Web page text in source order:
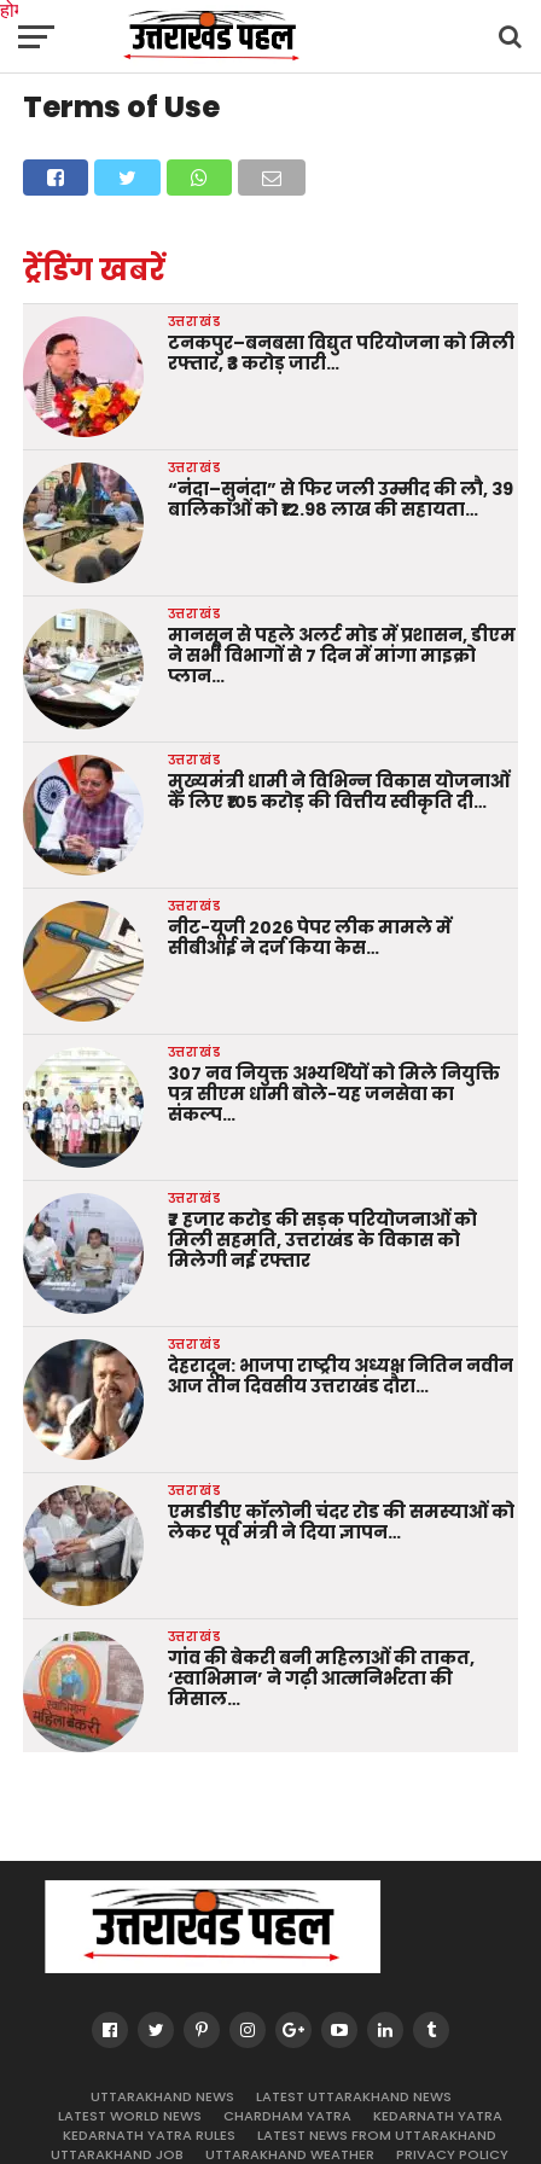
होम
उत्तराखंडअल्मोड़ाउत्तरकाशीउधम सिंह नगरचंपावतचमोलीटिहरी गढ़वाल
देहरादूननैनीतालपिथौरागढ़पौड़ी गढ़वाल
मनोरंजन
Terms of Use
ट्रेंडिंग खबरें
उत्तराखंड
टनकपुर–बनबसा विद्युत परियोजना को मिली
रफ्तार, ₹3 करोड़ जारी…
उत्तराखंड
“नंदा–सुनंदा” से फिर जली उम्मीद की लौ, 39
बालिकाओं को ₹12.98 लाख की सहायता…
उत्तराखंड
मानसून से पहले अलर्ट मोड में प्रशासन, डीएम
ने सभी विभागों से 7 दिन में मांगा माइक्रो
प्लान…
उत्तराखंड
मुख्यमंत्री धामी ने विभिन्न विकास योजनाओं
के लिए ₹105 करोड़ की वित्तीय स्वीकृति दी…
उत्तराखंड
नीट-यूजी 2026 पेपर लीक मामले में
सीबीआई ने दर्ज किया केस…
उत्तराखंड
307 नव नियुक्त अभ्यर्थियों को मिले नियुक्ति
पत्र सीएम धामी बोले-यह जनसेवा का
संकल्प…
उत्तराखंड
₹7 हजार करोड़ की सड़क परियोजनाओं को
मिली सहमति, उत्तराखंड के विकास को
मिलेगी नई रफ्तार
उत्तराखंड
देहरादून: भाजपा राष्ट्रीय अध्यक्ष नितिन नवीन
आज तीन दिवसीय उत्तराखंड दौरा…
उत्तराखंड
एमडीडीए कॉलोनी चंदर रोड की समस्याओं को
लेकर पूर्व मंत्री ने दिया ज्ञापन…
उत्तराखंड
गांव की बेकरी बनी महिलाओं की ताकत,
‘स्वाभिमान’ ने गढ़ी आत्मनिर्भरता की
मिसाल…
UTTARAKHAND NEWS
LATEST UTTARAKHAND NEWS
LATEST WORLD NEWS
CHARDHAM YATRA
KEDARNATH YATRA
KEDARNATH YATRA RULES
LATEST NEWS FROM UTTARAKHAND
UTTARAKHAND JOB
UTTARAKHAND WEATHER PRIVACY POLICY